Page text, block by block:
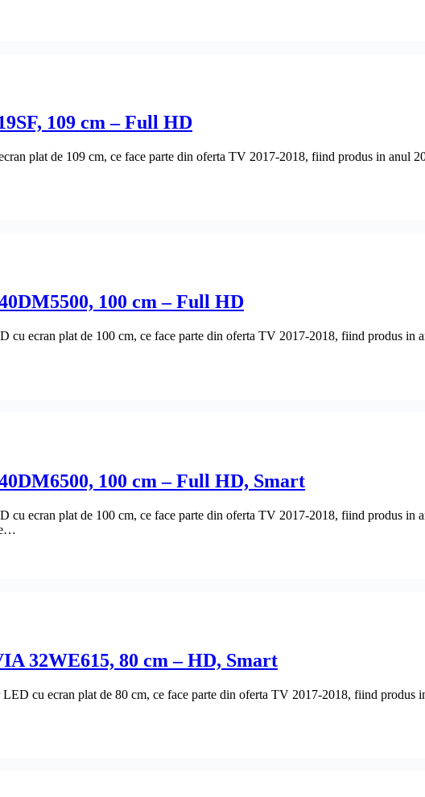
109 cm – Full HD
plat de 109 cm, ce face parte din oferta TV 2017-2018, fiind produs in anul
100 cm – Full HD
cu ecran plat de 100 cm, ce face parte din oferta TV 2017-2018, fiind produs in
100 cm – Full HD, Smart
cu ecran plat de 100 cm, ce face parte din oferta TV 2017-2018, fiind produs in
32WE615, 80 cm – HD, Smart
cu ecran plat de 80 cm, ce face parte din oferta TV 2017-2018, fiind produs